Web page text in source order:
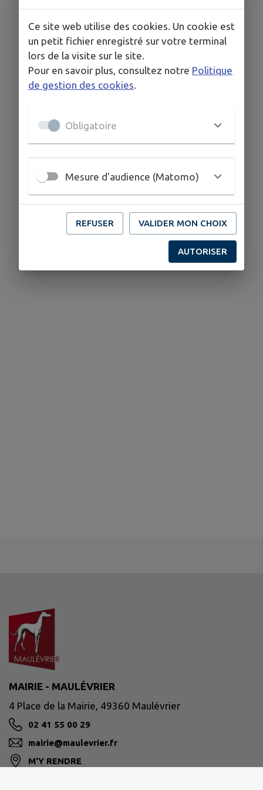
démarches lors de l'achat ou de la vente d'un
bien. De la première visite en passant par la
signature du compromis, nous vous
accompagnons jusqu'à la signature de l'acte
authentique. Laconvivialité
personnalisé
COORDONNÉES
7 Place du Pré de la Halle, 49360 Maulevrier
www.immobg.fr/
02 41 65 39 22
MAIRIE - MAULÉVRIER
4 Place de la Mairie, 49360 Maulévrier
02 41 55 00 29
mairie@maulevrier.fr
M'Y RENDRE
Ce site web utilise des cookies. Un cookie est
un petit fichier enregistré sur votre terminal
lors de la visite sur le site.
Pour en savoir plus, consultez notre Politique
de gestion des cookies.
Obligatoire
Mesure d'audience (Matomo)
REFUSER VALIDER MON CHOIX
AUTORISER